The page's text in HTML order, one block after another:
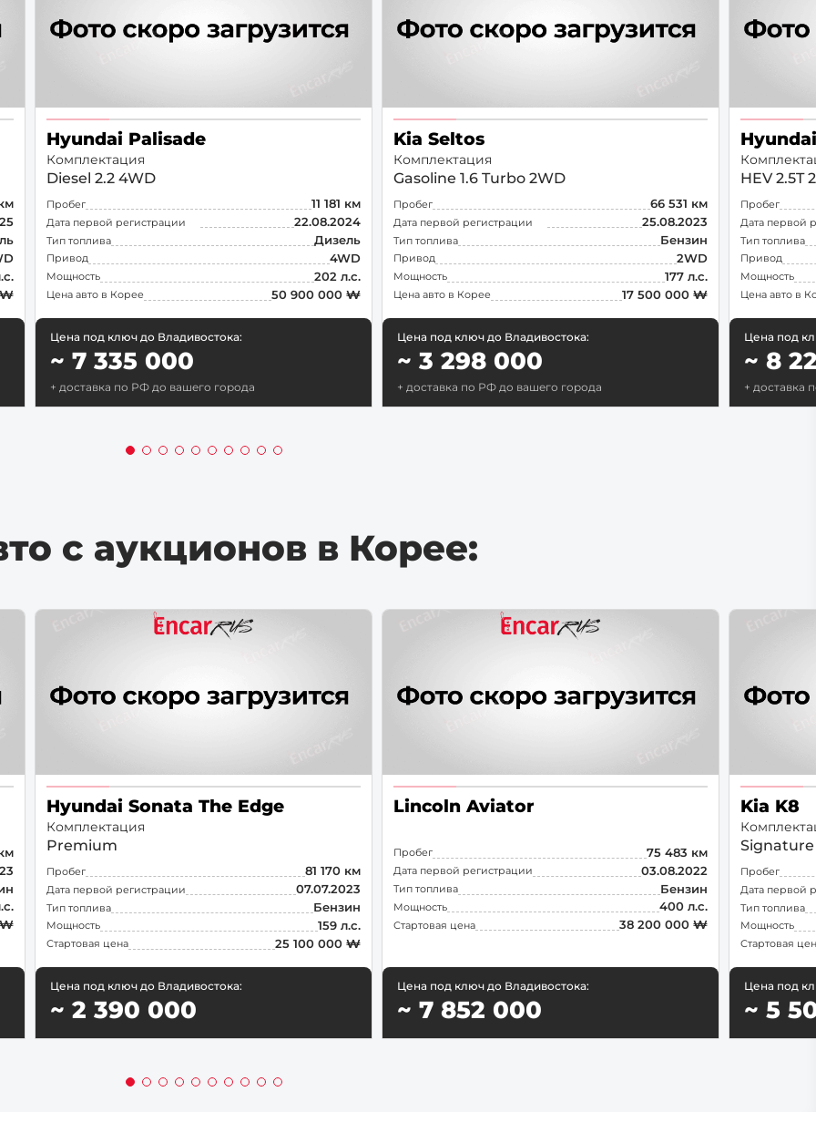
₩
Hyundai Palisade
Комплектация
Diesel 2.2 4WD
Пробег 11 181 км
Дата первой регистрации 22.08.2024
Тип топлива Дизель
Привод 4WD
Мощность 202 л.с.
Цена авто в Корее 50 900 000 ₩
Цена под ключ до Владивостока:
~ 7 335 000
+ доставка по РФ до вашего города
Kia Seltos
Комплектация
Gasoline 1.6 Turbo 2WD
Пробег 66 531 км
Дата первой регистрации 25.08.2023
Тип топлива Бензин
Привод 2WD
Мощность 177 л.с.
Цена авто в Корее 17 500 000 ₩
Цена под ключ до Владивостока:
~ 3 298 000
+ доставка по РФ до вашего города
HEV 2.5T
Пробег
Дата первой
Тип топлива
Привод
Мощность
Цена авто в
Цена под
~ 8
+ доставка
с аукционов в Корее:
₩
Hyundai Sonata The Edge
Комплектация
Premium
Пробег 81 170 км
Дата первой регистрации 07.07.2023
Тип топлива Бензин
Мощность 159 л.с.
Стартовая цена 25 100 000 ₩
Цена под ключ до Владивостока:
~ 2 390 000
Lincoln Aviator
Пробег 75 483 км
Дата первой регистрации 03.08.2022
Тип топлива Бензин
Мощность 400 л.с.
Стартовая цена 38 200 000 ₩
Цена под ключ до Владивостока:
~ 7 852 000
Kia K8
Signature
Пробег
Дата первой
Тип топлива
Мощность
Стартовая
Цена под
~ 5
Махачкала
Барнаул